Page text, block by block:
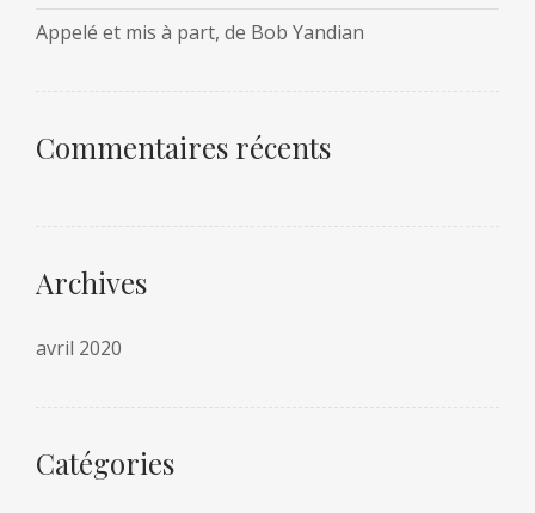
Appelé et mis à part, de Bob Yandian
Commentaires récents
Archives
avril 2020
Catégories